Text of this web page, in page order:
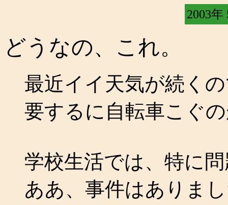
2003年
どうなの、これ。
最近イイ天気が続く
要するに自転車こぐ
学校生活では、特に
ああ、事件はありま